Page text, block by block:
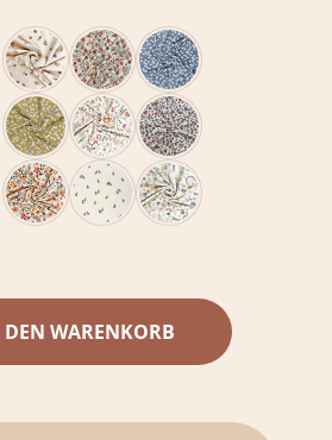
WARENKORB